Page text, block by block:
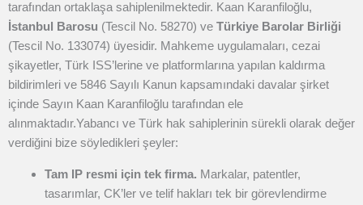
tarafından ortaklaşa sahiplenilmektedir. Kaan Karanfiloğlu,
İstanbul Barosu (Tescil No. 58270) ve Türkiye Barolar Birliği
(Tescil No. 133074) üyesidir. Mahkeme uygulamaları, cezai
şikayetler, Türk ISS’lerine ve platformlarına yapılan kaldırma
bildirimleri ve 5846 Sayılı Kanun kapsamındaki davalar şirket
içinde Sayın Kaan Karanfiloğlu tarafından ele
alınmaktadır.Yabancı ve Türk hak sahiplerinin sürekli olarak değer
verdiğini bize söyledikleri şeyler:
Tam IP resmi için tek firma. Markalar, patentler,
tasarımlar, CK’ler ve telif hakları tek bir görevlendirme